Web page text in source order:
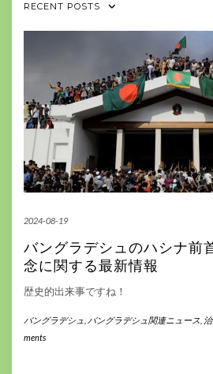
RECENT POSTS
2024-08-19
バングラデシュのハシナ前
念に関する最新情報
歴史的出来事ですね！
バングラデシュ バングラデシュ関連ニュース
ments